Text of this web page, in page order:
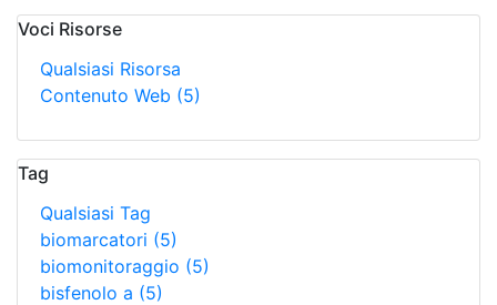
Voci Risorse
Qualsiasi Risorsa
Contenuto Web (5)
Tag
Qualsiasi Tag
biomarcatori (5)
biomonitoraggio (5)
bisfenolo a (5)